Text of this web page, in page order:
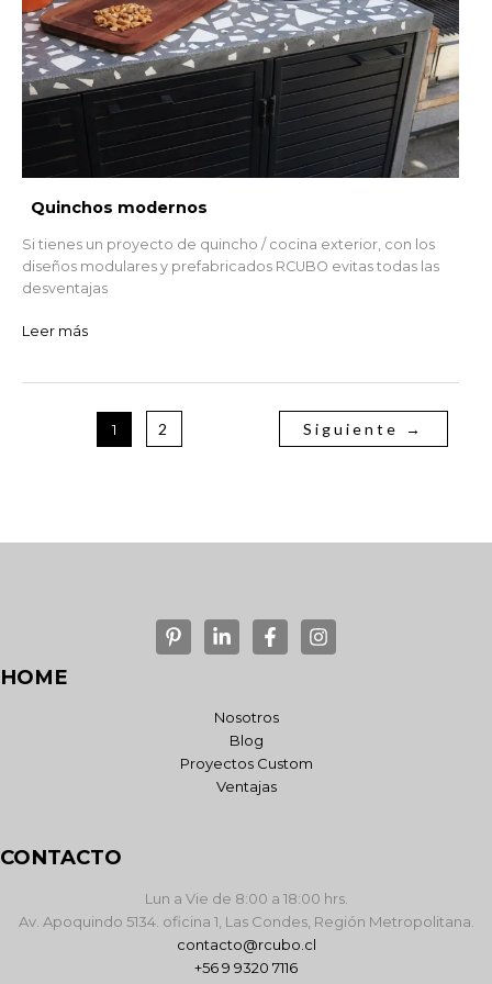
Quinchos modernos
Si tienes un proyecto de quincho / cocina exterior, con los
diseños modulares y prefabricados RCUBO evitas todas las
desventajas
Leer más
1 2 Siguiente →
HOME
Nosotros
Blog
Proyectos Custom
Ventajas
CONTACTO
Lun a Vie de 8:00 a 18:00 hrs.
Av. Apoquindo 5134. oficina 1, Las Condes, Región Metropolitana.
contacto@rcubo.cl
+56 9 9320 7116